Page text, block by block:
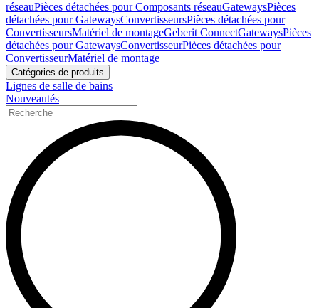
réseauPièces détachées pour Composants réseauGatewaysPièces
détachées pour GatewaysConvertisseursPièces détachées pour
ConvertisseursMatériel de montageGeberit ConnectGatewaysPièces
détachées pour GatewaysConvertisseurPièces détachées pour
ConvertisseurMatériel de montage
Catégories de produits
Lignes de salle de bains
Nouveautés